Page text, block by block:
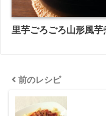
里芋ごろごろ山形風芋
前のレシピ